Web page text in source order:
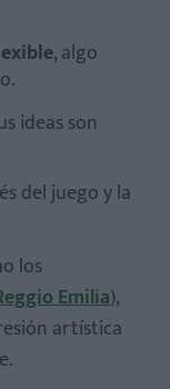
creativas con
, algo
ideas son
del juego y la
los
Emilia),
artística